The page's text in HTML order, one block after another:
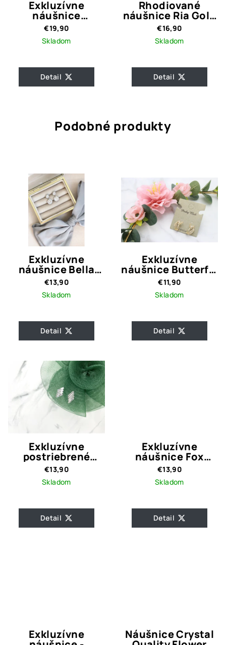
Exkluzívne
náušnice
Swarovski
Elements / Číry
kamienok s
odleskom
€19,90
Skladom
Detail
Rhodiované
náušnice Ria Gold
Crystal
€16,90
Skladom
Detail
Podobné produkty
Exkluzívne
náušnice Bella
Crystal Quality
€13,90
Skladom
Detail
Exkluzívne
náušnice Butterfly
Gold Crystal
Quality
€11,90
Skladom
Detail
Exkluzívne
postriebrené
náušnice Crystal
Silver
€13,90
Skladom
Detail
Exkluzívne
náušnice Fox
Crystal Quality
€13,90
Skladom
Detail
Exkluzívne Náušnice Crystal